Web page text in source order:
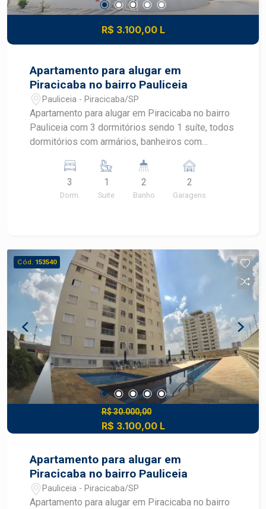
R$ 3.100,00 L
Apartamento para alugar em
Piracicaba no bairro Pauliceia
Pauliceia - Piracicaba/SP
Apartamento para alugar em Piracicaba no bairro
Pauliceia com 3 dormitórios sendo 1 suíte, todos
dormitórios com armários, banheiros com
varanda com churrasqueira, cozinha completa de
armários, área de serviço com armário.
Condomínio com lazer completo.
3
Dorm.
1
Suite
2
Banho
2
Garagens
Cód. 153540
R$ 30.000,00
R$ 3.100,00 L
Apartamento para alugar em
Piracicaba no bairro Pauliceia
Pauliceia - Piracicaba/SP
Apartamento para alugar em Piracicaba no bairro